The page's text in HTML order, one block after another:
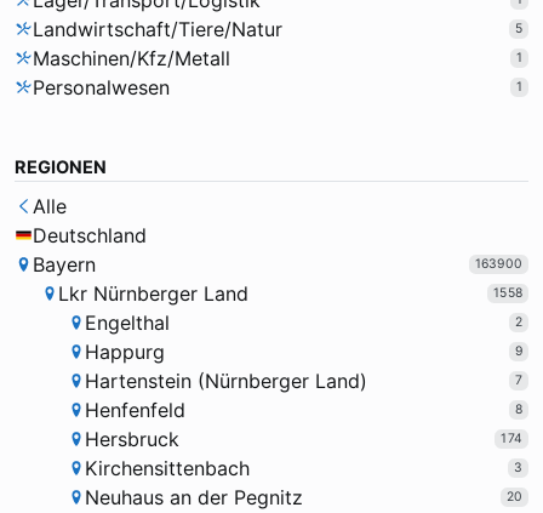
Landwirtschaft/Tiere/Natur 5
Maschinen/Kfz/Metall 1
Personalwesen 1
REGIONEN
Alle
Deutschland
Bayern
163900
Lkr Nürnberger Land 1558
Engelthal 2
Happurg 9
Hartenstein (Nürnberger Land) 7
Henfenfeld 8
Hersbruck 174
Kirchensittenbach 3
Neuhaus an der Pegnitz 20